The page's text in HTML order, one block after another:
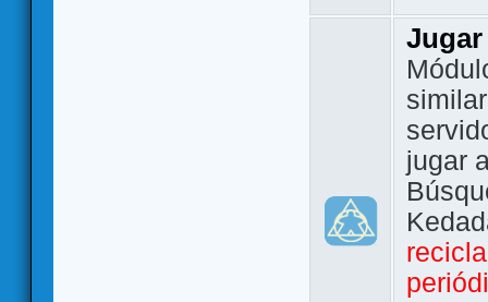
Jugar
jugar